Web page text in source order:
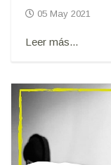
05 May 2021
Leer más...